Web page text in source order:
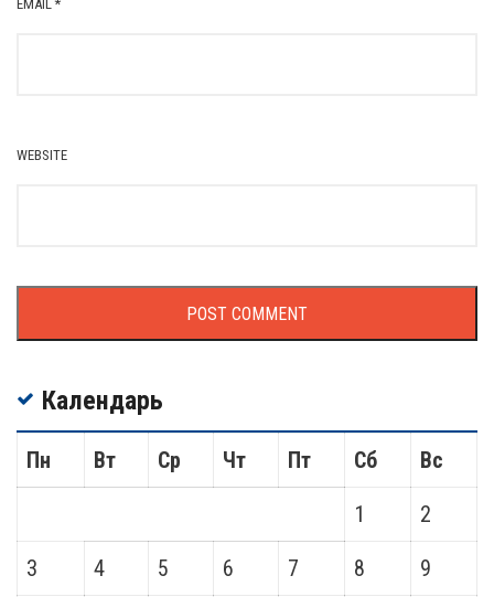
EMAIL*
WEBSITE
Календарь
Пн Вт Ср Чт Пт Сб Вс
1 2
3 4 5 6 7 8 9